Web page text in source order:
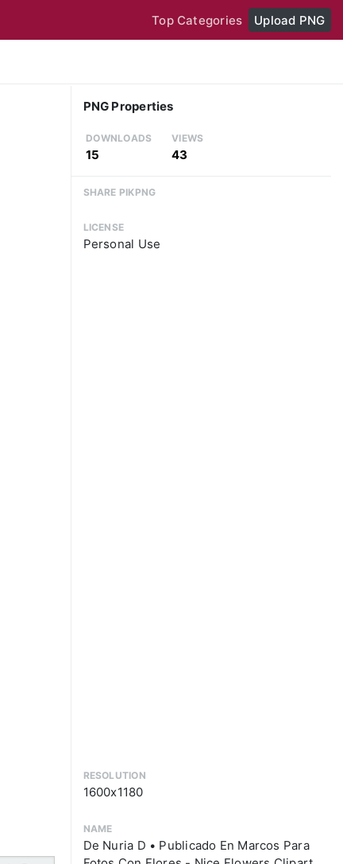
Top Categories Upload PNG
PNG Properties
DOWNLOADS
15
VIEWS
43
SHARE PIKPNG
LICENSE
Personal Use
RESOLUTION
1600x1180
NAME
De Nuria D • Publicado En Marcos Para